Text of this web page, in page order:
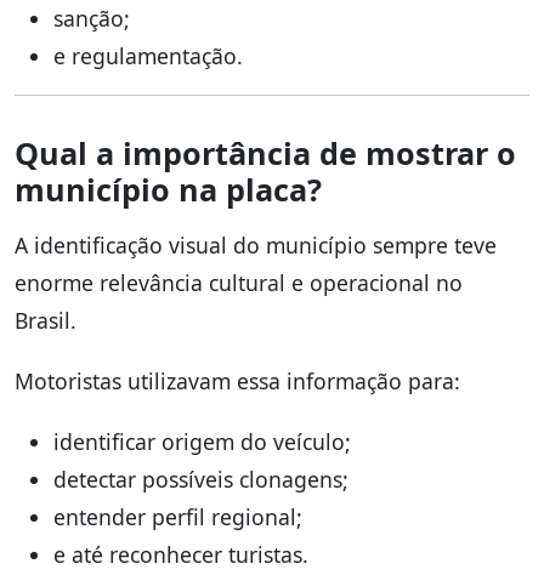
sanção;
e regulamentação.
Qual a importância de mostrar o
município na placa?
A identificação visual do município sempre teve
enorme relevância cultural e operacional no
Brasil.
Motoristas utilizavam essa informação para:
identificar origem do veículo;
detectar possíveis clonagens;
entender perfil regional;
e até reconhecer turistas.